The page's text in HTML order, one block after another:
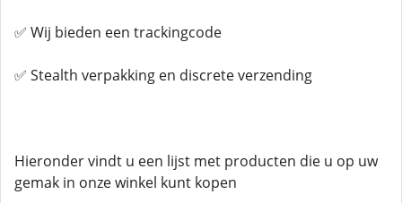
✅ Wij bieden een trackingcode
✅ Stealth verpakking en discrete verzending
Hieronder vindt u een lijst met producten die u op uw
gemak in onze winkel kunt kopen